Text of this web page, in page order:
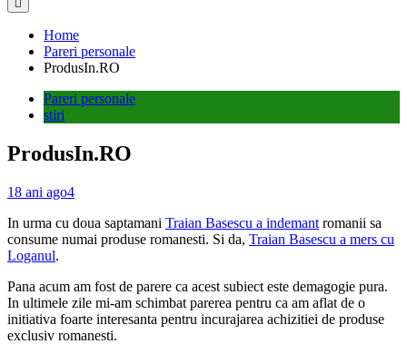
Home
Pareri personale
ProdusIn.RO
Pareri personale
stiri
ProdusIn.RO
18 ani ago4
In urma cu doua saptamani Traian Basescu a indemant romanii sa
consume numai produse romanesti. Si da, Traian Basescu a mers cu
Loganul.
Pana acum am fost de parere ca acest subiect este demagogie pura.
In ultimele zile mi-am schimbat parerea pentru ca am aflat de o
initiativa foarte interesanta pentru incurajarea achizitiei de produse
exclusiv romanesti.